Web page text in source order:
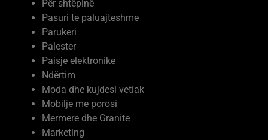
Për shtëpinë
Pasuri te paluajteshme
Parukeri
Palester
Paisje elektronike
Ndërtim
Moda dhe kujdesi vetiak
Mobilje me porosi
Mermere dhe Granite
Marketing